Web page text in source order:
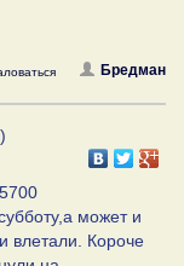
Бредман
может и
влетали. Короче